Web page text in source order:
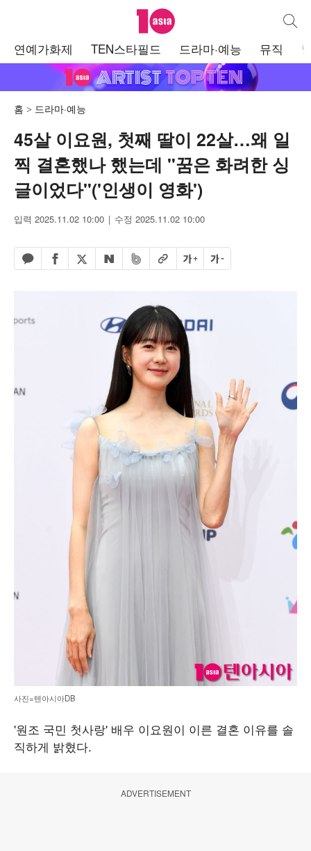
텐아시아 통합
연예가화제 TEN스타필드 드라마·예능 뮤직
홈 드라마·예능
45살 이요원, 첫째 딸이 22살…왜 일
찍 결혼했나 했는데 "꿈은 화려한 싱
글이었다"('인생이 영화')
입력 2025.11.02 10:00 수정 2025.11.02 10:00
카카오톡 공유하기
페이스북 공유하기
엑스 공유하기
네이버 공유하기
밴드 공유하기
URL복사글자 크게글자 작게
사진=텐아시아DB
'원조 국민 첫사랑' 배우 이요원이 이른 결혼 이유를 솔
직하게 밝혔다.
ADVERTISEMENT